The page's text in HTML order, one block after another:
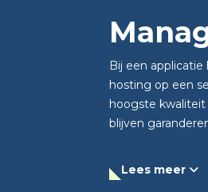
Bij een
hosting op een
hoogste
blijven
Lees meer